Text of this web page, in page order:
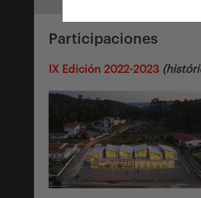
Participaciones
IX Edición 2022-2023